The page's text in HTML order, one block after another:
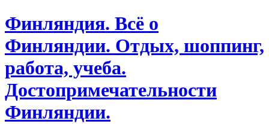
Финляндия. Всё о
Финляндии. Отдых, шоппинг,
работа, учеба.
Достопримечательности
Финляндии.